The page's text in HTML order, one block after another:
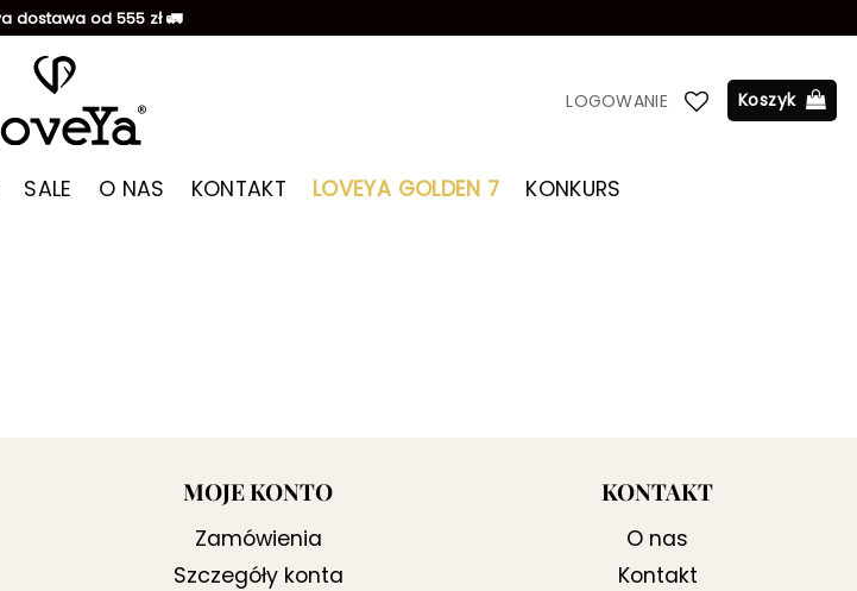
dostawa od 555 zł 🚛
LOGOWANIE Koszyk
SALE O NAS KONTAKT LOVEYA GOLDEN 7 KONKURS
MOJE KONTO
Zamówienia
Szczegóły konta
KONTAKT
O nas
Kontakt